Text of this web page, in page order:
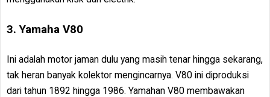
3. Yamaha V80
Ini adalah motor jaman dulu yang masih tenar hingga sekarang,
tak heran banyak kolektor mengincarnya. V80 ini diproduksi
dari tahun 1892 hingga 1986. Yamahan V80 membawakan